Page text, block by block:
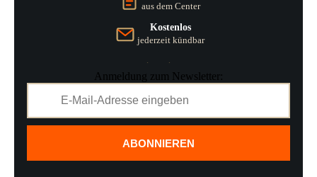
aus dem Center
Kostenlos
jederzeit kündbar
Anmeldung zum Newsletter:
ABONNIEREN